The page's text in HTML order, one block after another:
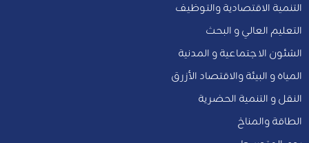
التنمية الاقتصادية والتوظيف
التعليم العالي و البحث
الشئون الاجتماعية و المدنية
المياه و البيئة والاقتصاد الأزرق
النقل و التنمية الحضرية
الطاقة والمناخ